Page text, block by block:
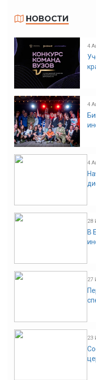
НОВОСТИ
4
4
4
28
В
27
23